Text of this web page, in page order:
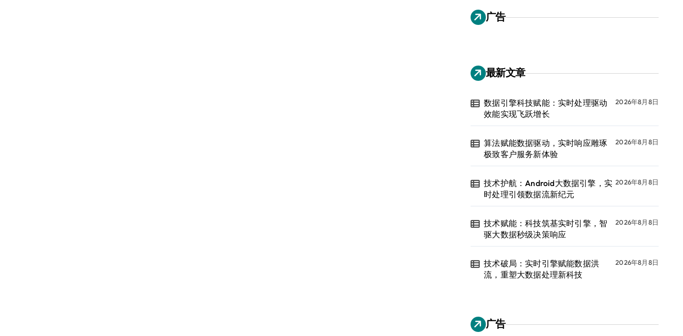
广告
最新文章
数据引擎科技赋能：实时处理驱动
效能实现飞跃增长
2026年8月8日
算法赋能数据驱动，实时响应雕琢
极致客户服务新体验
2026年8月8日
技术护航：Android大数据引擎，实
时处理引领数据流新纪元
2026年8月8日
技术赋能：科技筑基实时引擎，智
驱大数据秒级决策响应
2026年8月8日
技术破局：实时引擎赋能数据洪
流，重塑大数据处理新科技
2026年8月8日
广告